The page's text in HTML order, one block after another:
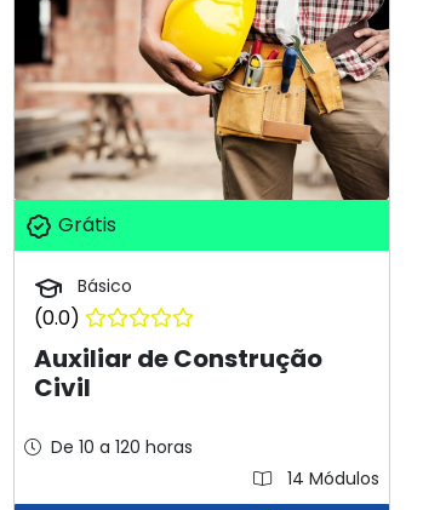
Grátis
Básico
(0.0)
Auxiliar de Construção
Civil
De 10 a 120 horas
14 Módulos